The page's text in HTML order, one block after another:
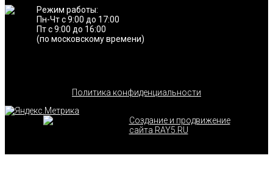
Режим работы:
Пн-Чт с 9:00 до 17:00
Пт с 9:00 до 16:00
(по московскому времени)
Политика конфиденциальности
Создание и продвижение
сайта RAY5.RU